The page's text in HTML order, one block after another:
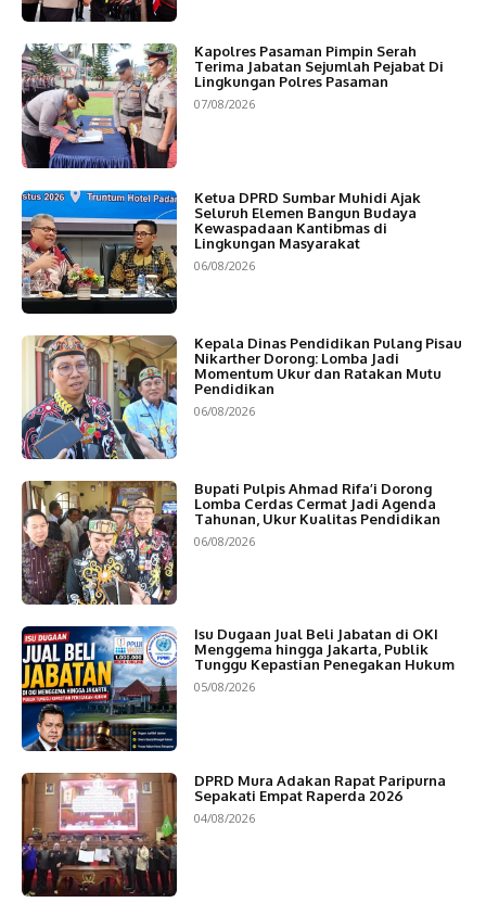
Kapolres Pasaman Pimpin Serah
Terima Jabatan Sejumlah Pejabat Di
Lingkungan Polres Pasaman
07/08/2026
Ketua DPRD Sumbar Muhidi Ajak
Seluruh Elemen Bangun Budaya
Kewaspadaan Kantibmas di
Lingkungan Masyarakat
06/08/2026
Kepala Dinas Pendidikan Pulang Pisau
Nikarther Dorong: Lomba Jadi
Momentum Ukur dan Ratakan Mutu
Pendidikan
06/08/2026
Bupati Pulpis Ahmad Rifa’i Dorong
Lomba Cerdas Cermat Jadi Agenda
Tahunan, Ukur Kualitas Pendidikan
06/08/2026
Isu Dugaan Jual Beli Jabatan di OKI
Menggema hingga Jakarta, Publik
Tunggu Kepastian Penegakan Hukum
05/08/2026
DPRD Mura Adakan Rapat Paripurna
Sepakati Empat Raperda 2026
04/08/2026